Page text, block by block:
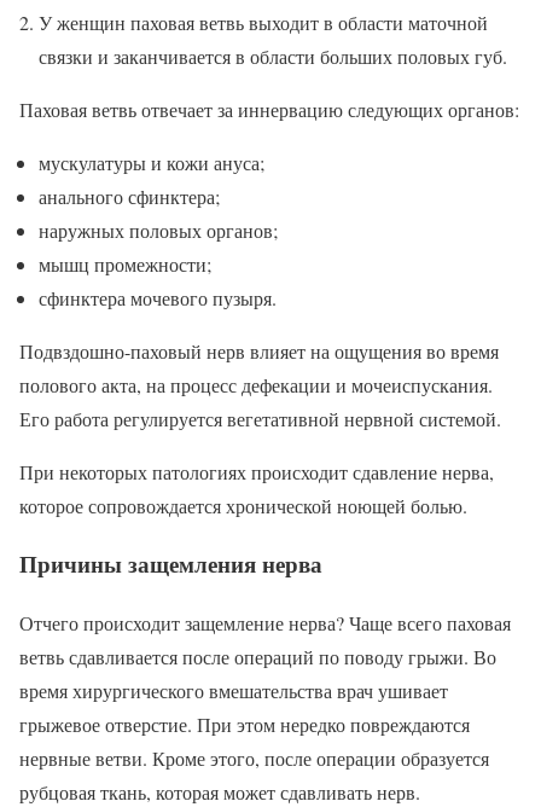
У женщин паховая ветвь выходит в области маточной
связки и заканчивается в области больших половых губ.
Паховая ветвь отвечает за иннервацию следующих органов:
мускулатуры и кожи ануса;
анального сфинктера;
наружных половых органов;
мышц промежности;
сфинктера мочевого пузыря.
Подвздошно-паховый нерв влияет на ощущения во время
полового акта, на процесс дефекации и мочеиспускания.
Его работа регулируется вегетативной нервной системой.
При некоторых патологиях происходит сдавление нерва,
которое сопровождается хронической ноющей болью.
Причины защемления нерва
Отчего происходит защемление нерва? Чаще всего паховая
ветвь сдавливается после операций по поводу грыжи. Во
время хирургического вмешательства врач ушивает
грыжевое отверстие. При этом нередко повреждаются
нервные ветви. Кроме этого, после операции образуется
рубцовая ткань, которая может сдавливать нерв.